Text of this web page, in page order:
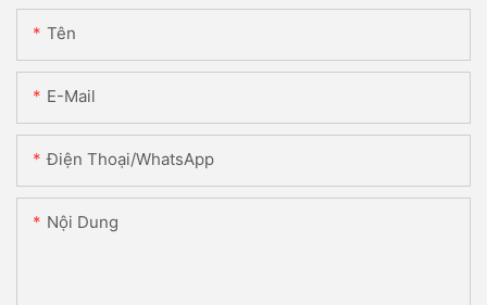
Tên
E-Mail
Điện Thoại/WhatsApp
Nội Dung